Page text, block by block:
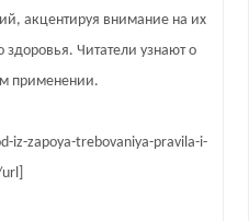
акцентируя внимание на их
здоровья. Читатели узнают о
применении.
iz-zapoya-trebovaniya-pravila-i-